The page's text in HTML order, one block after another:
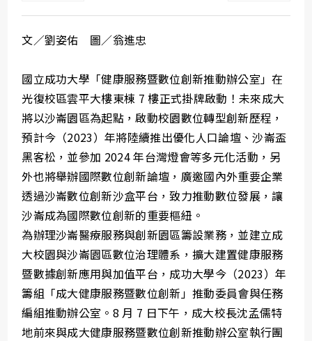
文／劉姿佑 圖／翁進忠
國立成功大學「健康服務暨數位創新推動辦公室」在
光復校區雲平大樓東棟 7 樓正式掛牌啟動！未來成大
將以沙崙園區為起點，啟動校園數位轉型創新歷程，
預計今（2023）年將陸續推出優化人口論壇、沙崙盃
黑客松，並參加 2024 年台灣燈會等多元化活動，另
外也將舉辦國際數位創新論壇，廣邀國內外重要企業
透過沙崙數位創新沙盒平台，致力推動數位發展，讓
沙崙成為國際數位創新的重要樞紐。
為辦理沙崙醫療服務與創新園區籌設業務，並建立成
大校園與沙崙園區數位治理體系，擴大建置健康服務
暨數據創新應用與加值平台，成功大學今（2023）年
籌組「成大健康服務暨數位創新」推動委員會與任務
編組推動辦公室。8 月 7 日下午，成大校長沈孟儒特
地前來與成大健康服務暨數位創新推動辦公室執行團